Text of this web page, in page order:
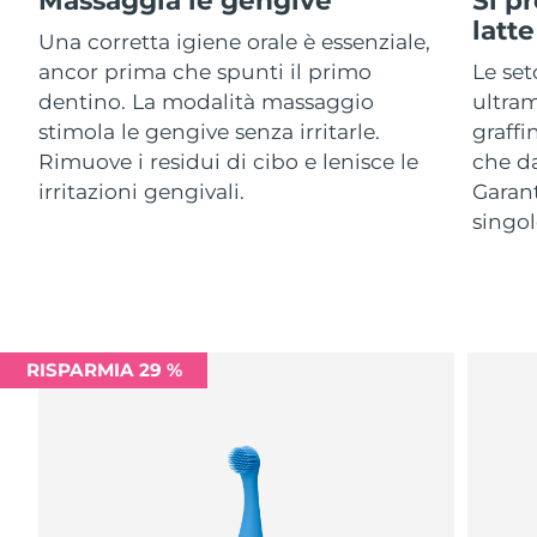
Una corretta igiene orale è essenziale,
ancor prima che spunti il primo
dentino. La modalità massaggio
stimola le gengive senza irritarle.
Rimuove i residui di cibo e lenisce le
irritazioni gengivali.
latte
Le
che
RISPARMIA 29 %
For healthy hair
18% PAP
Cosmetici Uomini
Vedi tutto
Israele 8/13/26
Italia Consegna stimata 8/9/26
Giappone Consegna stimata 8/12/26
Jersey 8/14/26
Lettonia